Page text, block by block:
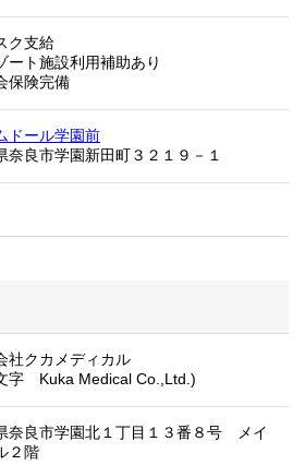
ク支給
ート施設利用補助あり
保険完備
ドール学園前
奈良市学園新田町３２１９－１
社クカメディカル
字 Kuka Medical Co.,Ltd.)
奈良市学園北１丁目１３番８号 メイ
２階